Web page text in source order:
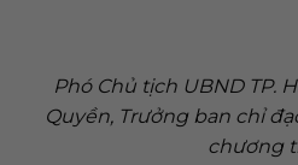
Phó Chủ tịch UBND TP.
Quyền, Trưởng ban chỉ
chương